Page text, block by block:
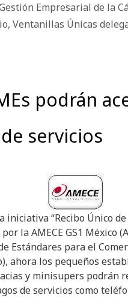
Empresarial de la
, Ventanillas Únicas
podrán
servicios
iniciativa “Recibo Único de
la AMECE GS1 México
Estándares para el
ahora los pequeños
y minisupers podrán
de servicios como